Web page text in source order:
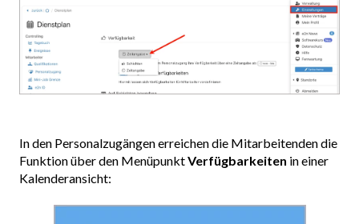
In den Personalzugängen erreichen die Mitarbeitenden die
Funktion über den MenüpunktVerfügbarkeiten in einer
Kalenderansicht: